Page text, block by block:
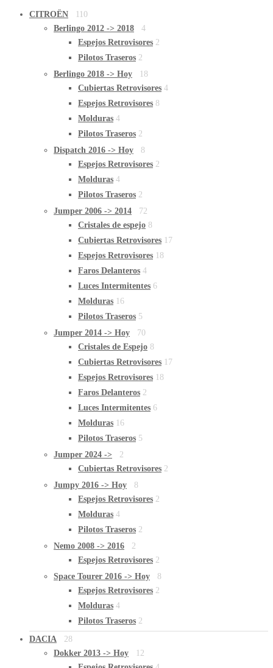
CITROËN
110
Berlingo 2012 -> 2018
4
Espejos Retrovisores 2
Pilotos Traseros 2
Berlingo 2018 -> Hoy
18
Cubiertas Retrovisores 4
Espejos Retrovisores 8
Molduras 4
Pilotos Traseros 2
Dispatch 2016 -> Hoy
8
Espejos Retrovisores 2
Molduras 4
Pilotos Traseros 2
Jumper 2006 -> 2014
72
Cristales de espejo 8
Cubiertas Retrovisores 17
Espejos Retrovisores 18
Faros Delanteros 4
Luces Intermitentes 6
Molduras 16
Pilotos Traseros 5
Jumper 2014 -> Hoy
70
Cristales de Espejo 8
Cubiertas Retrovisores 17
Espejos Retrovisores 18
Faros Delanteros 2
Luces Intermitentes 6
Molduras 16
Pilotos Traseros 5
Jumper 2024 ->
2
Cubiertas Retrovisores 2
Jumpy 2016 -> Hoy
8
Espejos Retrovisores 2
Molduras 4
Pilotos Traseros 2
Nemo 2008 -> 2016
2
Espejos Retrovisores 2
Space Tourer 2016 -> Hoy
8
Espejos Retrovisores 2
Molduras 4
Pilotos Traseros 2
DACIA
28
Dokker 2013 -> Hoy
12